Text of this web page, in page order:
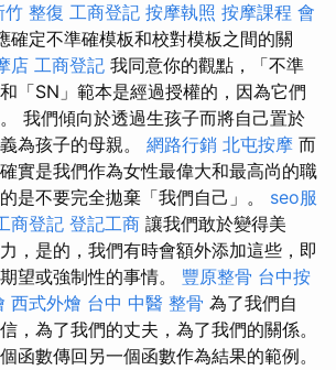
竹 整復 工商登記 按摩執照 按摩課程 會
確定不準確模板和校對模板之間的關
店 工商登記 我同意你的觀點，「不準
「SN」範本是經過授權的，因為它們
我們傾向於透過生孩子而將自己置於
為孩子的母親。 網路行銷 北屯按摩 而
實是我們作為女性最偉大和最高尚的職
是不要完全拋棄「我們自己」。 seo服
商登記 登記工商 讓我們敢於變得美
，是的，我們有時會額外添加這些，即
望或強制性的事情。 豐原整骨 台中按
西式外燴 台中 中醫 整骨 為了我們自
，為了我們的丈夫，為了我們的關係。
函數傳回另一個函數作為結果的範例。